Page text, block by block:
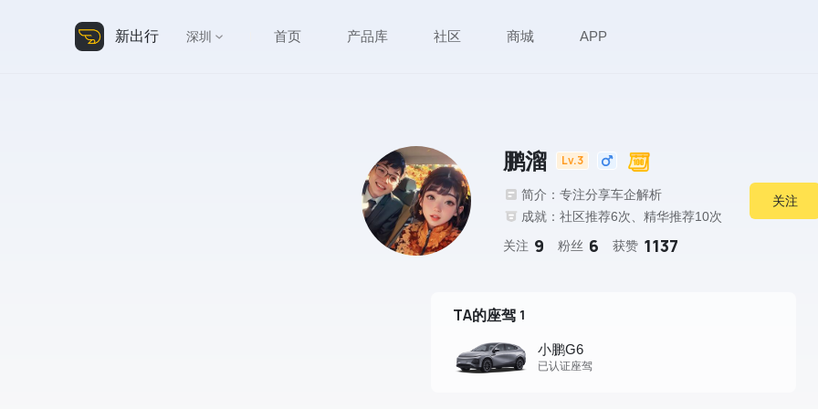
新出行 深圳 首页 产品库 社区 商城 APP
鹏溜 Lv.3
简介：专注分享车企解析
成就：社区推荐6次、精华推荐10次
关注 9 粉丝 6 获赞 1137
关注
TA的座驾 1
小鹏G6
已认证座驾